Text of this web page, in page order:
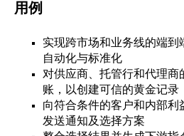
用例
实现跨市场和业务线的端到
自动化与标准化
对供应商、托管行和代理商
账，以创建可信的黄金记录
向符合条件的客户和内部利
发送通知及选择方案